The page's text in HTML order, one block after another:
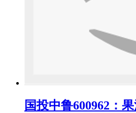
国投中鲁600962：